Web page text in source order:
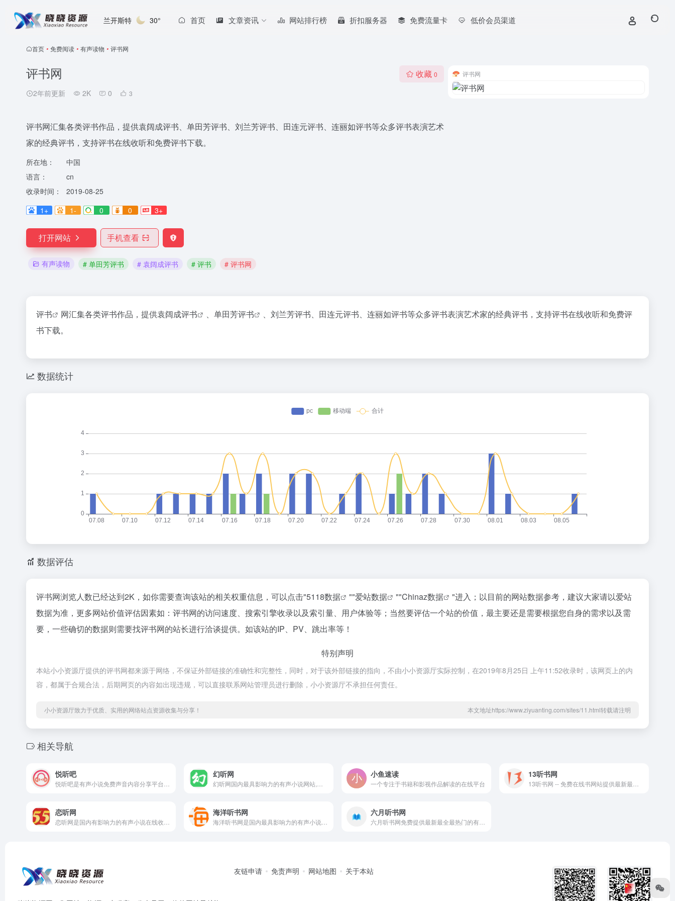
兰开斯特 30° 首页 文章资讯 网站排行榜 折扣服务器 免费流量卡 低价会员渠道
首页 • 免费阅读 • 有声读物 • 评书网
评书网
2年前更新 2K 0 3
收藏 0
评书网汇集各类评书作品，提供袁阔成评书、单田芳评书、刘兰芳评书、田连元评书、连丽如评书等众多评书表演艺术
家的经典评书，支持评书在线收听和免费评书下载。
所在地：
中国
语言：
cn
收录时间：
2019-08-25
1+
1- 0 0 3+
打开网站 手机查看
有声读物 # 单田芳评书 # 袁阔成评书 # 评书 # 评书网
评书网
评书 网汇集各类评书作品，提供袁阔成评书 、 单田芳评书
、刘兰芳评书、田连元评书、连丽如评书等众多评书表演艺术家的经典评书，支持评书在线收听和免费评
书下载。
数据统计
数据评估
评书网浏览人数已经达到2K，如你需要查询该站的相关权重信息，可以点击"5118数据 ""爱站数据 ""Chinaz数据
"进入；以目前的网站数据参考，建议大家请以爱站
数据为准，更多网站价值评估因素如：评书网的访问速度、搜索引擎收录以及索引量、用户体验等；当然要评估一个站的价值，最主要还是需要根据您自身的需求以及需
要，一些确切的数据则需要找评书网的站长进行洽谈提供。如该站的IP、PV、跳出率等！
特别声明
本站小小资源厅提供的评书网都来源于网络，不保证外部链接的准确性和完整性，同时，对于该外部链接的指向，不由小小资源厅实际控制，在2019年8月25日 上午11:52收录时，该网页上的内
容，都属于合规合法，后期网页的内容如出现违规，可以直接联系网站管理员进行删除，小小资源厅不承担任何责任。
小小资源厅致力于优质、实用的网络站点资源收集与分享！ 本文地址https://www.ziyuanting.com/sites/11.html转载请注明
相关导航
悦听吧 幻听网 小鱼速读
一个专注于书籍和影视作品解读的在线平台
13听书网
恋听网 海洋听书网 六月听书网
友链申请 免责声明 网站地图 关于本站